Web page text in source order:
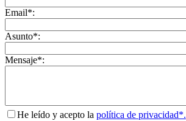
Email*:
Asunto*:
Mensaje*:
He leído y acepto la política de privacidad*.